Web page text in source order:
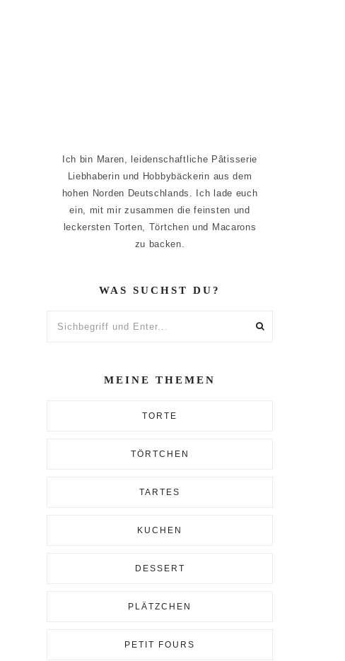
Ich bin Maren, leidenschaftliche Pâtisserie
Liebhaberin und Hobbybäckerin aus dem
hohen Norden Deutschlands. Ich lade euch
ein, mit mir zusammen die feinsten und
leckersten Torten, Törtchen und Macarons
zu backen.
WAS SUCHST DU?
MEINE THEMEN
TORTE
TÖRTCHEN
TARTES
KUCHEN
DESSERT
PLÄTZCHEN
PETIT FOURS